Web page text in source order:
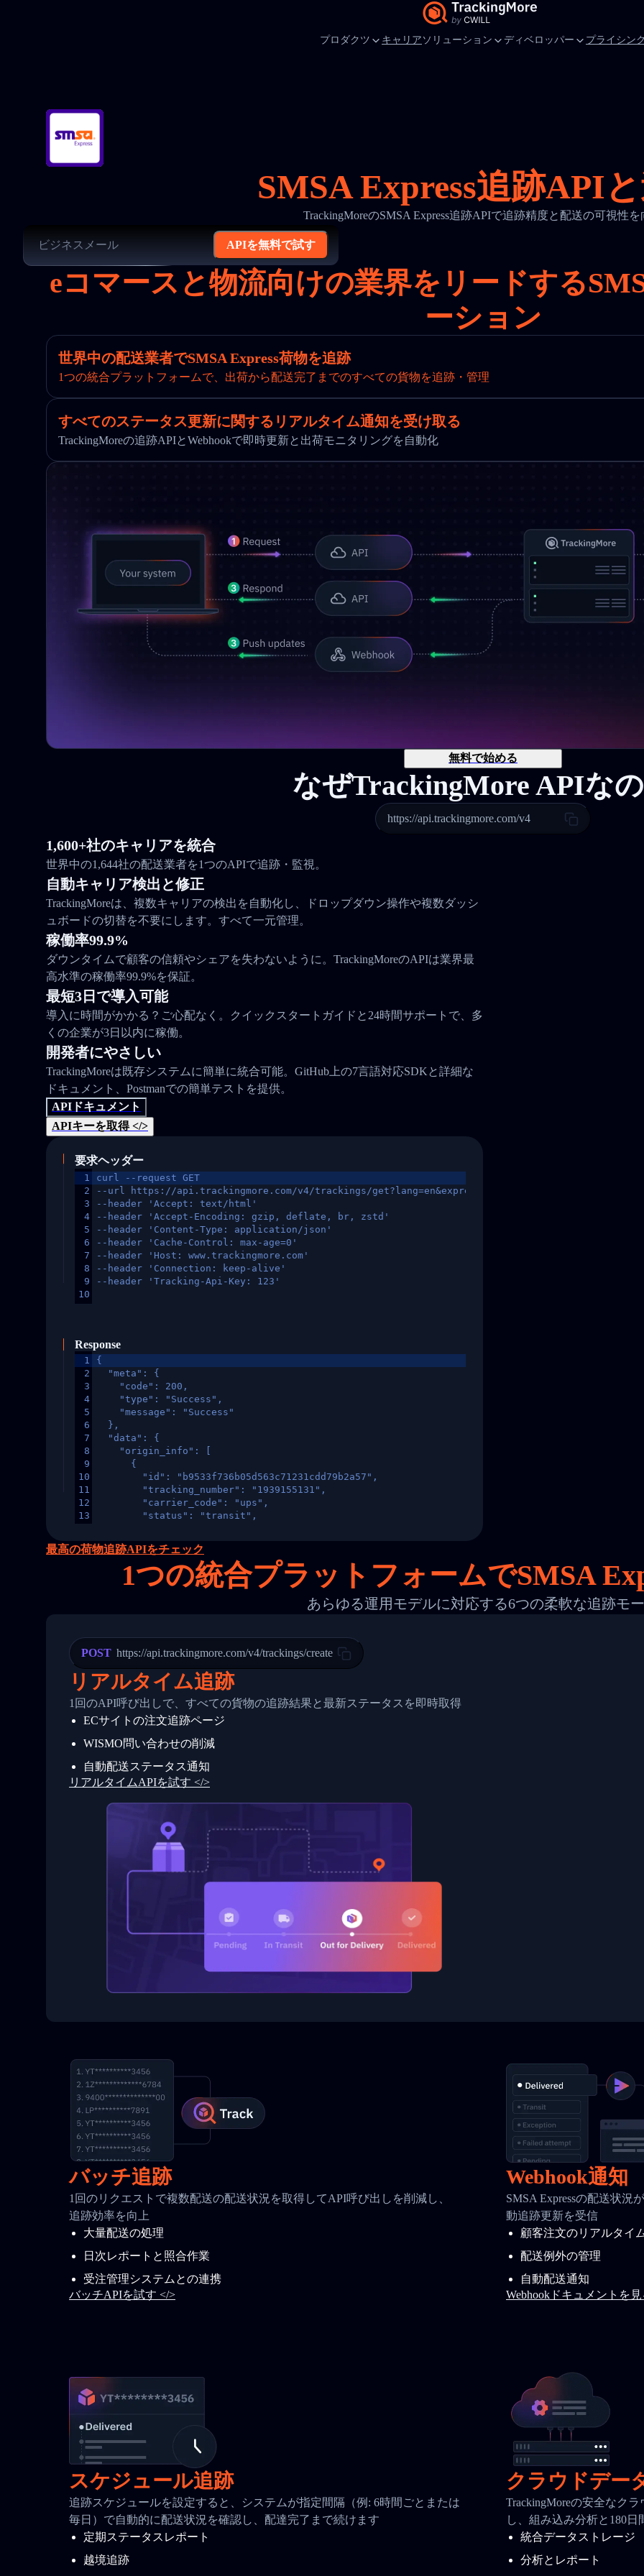
プロダクツ キャリア ソリューション ディベロッパー プライシン
SMSA Express追跡API
TrackingMoreのSMSA Express追跡APIで追跡精度と配送の可視性を
APIを無料で試す
eコマースと物流向けの業界をリードする
ーション
世界中の配送業者でSMSA Express荷物を追跡
1つの統合プラットフォームで、出荷から配送完了までのすべての貨物を追跡・管理
すべてのステータス更新に関するリアルタイム通知を受け取る
TrackingMoreの追跡APIとWebhookで即時更新と出荷モニタリングを自動化
無料で始める
なぜTrackingMore APIな
https://api.trackingmore.com/v4
1,600+社のキャリアを統合
世界中の1,644社の配送業者を1つのAPIで追跡・監視。
自動キャリア検出と修正
TrackingMoreは、複数キャリアの検出を自動化し、ドロップダウン操作や複数ダッシ
ュボードの切替を不要にします。すべて一元管理。
稼働率99.9%
ダウンタイムで顧客の信頼やシェアを失わないように。TrackingMoreのAPIは業界最
高水準の稼働率99.9%を保証。
最短3日で導入可能
導入に時間がかかる？ご心配なく。クイックスタートガイドと24時間サポートで、多
くの企業が3日以内に稼働。
開発者にやさしい
TrackingMoreは既存システムに簡単に統合可能。GitHub上の7言語対応SDKと詳細な
ドキュメント、Postmanでの簡単テストを提供。
APIドキュメント
APIキーを取得 </>
要求ヘッダー
1
2
3
4
5
6
7
8
9
10
curl --request GET
--url https://api.trackingmore.com/v4/trackings/get?lang=en&express=ups&tracknumber=1939155131
--header 'Accept: text/html'
--header 'Accept-Encoding: gzip, deflate, br, zstd'
--header 'Content-Type: application/json'
--header 'Cache-Control: max-age=0'
--header 'Host: www.trackingmore.com'
--header 'Connection: keep-alive'
--header 'Tracking-Api-Key: 123'
Response
1
2
3
4
5
6
7
8
9
10
11
12
13
15
16
24
25
26
27
28
29
31
32
33
34
{
  "meta": {
    "code": 200,
    "type": "Success",
    "message": "Success"
  },
  "data": {
    "origin_info": [
      {
        "id": "b9533f736b05d563c71231cdd79b2a57",
        "tracking_number": "1939155131",
        "carrier_code": "ups",
        "status": "transit",
        "destination_country": "United States",
        "itemTimeLength": 2,
        "weblink": "",
        "phone": null,
"Details": "Departed Facility in HONG KONG-HONG KONG, HONG KONG-HONG KONG,2017-03-
          },
          {
            "Date": "2017-03-06 15:28:00",
            "StatusDescription": "Shipment picked up",
            "Details": "BEIJING-CHINA,PEOPLES REPUBLIC"
          }
        ]
      }
    ]
  }
}
最高の荷物追跡APIをチェック
1つの統合プラットフォームでSMSA
あらゆる運用モデルに対応する6つの柔軟な追跡モ
POST https://api.trackingmore.com/v4/trackings/create
リアルタイム追跡
1回のAPI呼び出しで、すべての貨物の追跡結果と最新ステータスを即時取得
ECサイトの注文追跡ページ
WISMO問い合わせの削減
自動配送ステータス通知
リアルタイムAPIを試す </>
バッチ追跡
1回のリクエストで複数配送の配送状況を取得してAPI呼び出しを削減し、
追跡効率を向上
大量配送の処理
日次レポートと照合作業
受注管理システムとの連携
バッチAPIを試す </>
Webhook通知
SMSA Expressの配送状況
動追跡更新を受信
顧客注文のリアルタイ
配送例外の管理
自動配送通知
Webhookドキュメントを
スケジュール追跡
追跡スケジュールを設定すると、システムが指定間隔（例: 6時間ごとまたは
毎日）で自動的に配送状況を確認し、配達完了まで続けます
定期ステータスレポート
越境追跡
クラウドデー
TrackingMoreの安全なク
し、組み込み分析と180
統合データストレージ
分析とレポート